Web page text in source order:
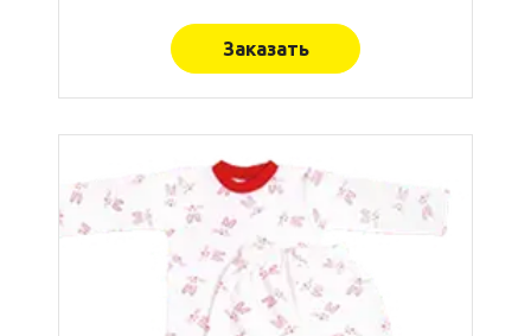
Заказать